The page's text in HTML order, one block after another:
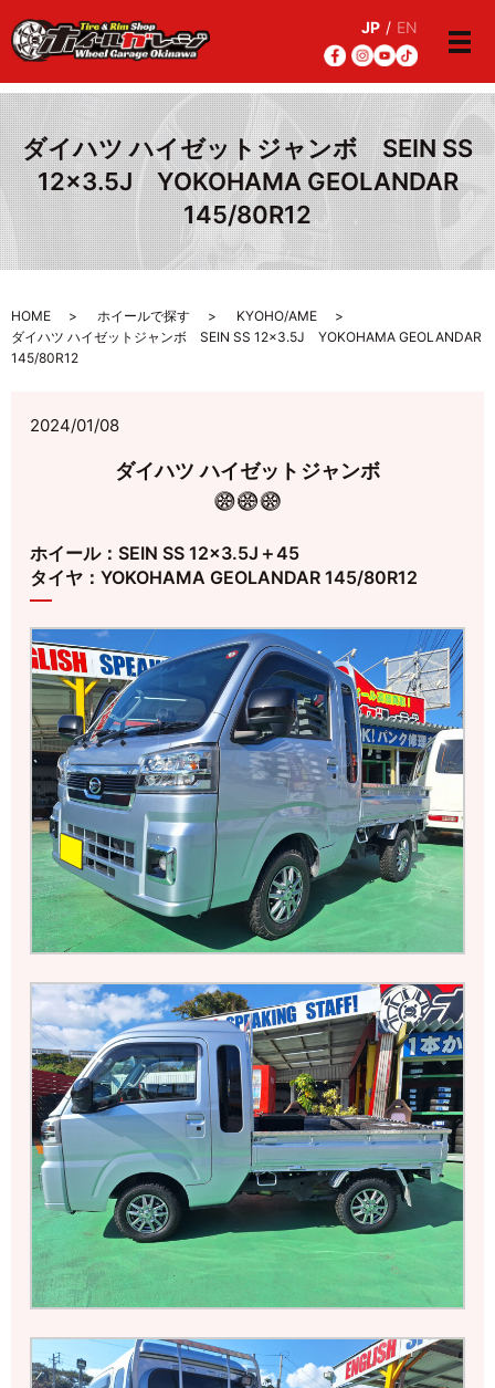
JP / EN
メ
ダイハツ ハイゼットジャンボ SEIN SS
12×3.5J YOKOHAMA GEOLANDAR
145/80R12
HOME ホイールで探す
KYOHO/AME
ダイハツ ハイゼットジャンボ SEIN SS 12×3.5J YOKOHAMA GEOLANDAR
145/80R12
2024/01/08
ダイハツ ハイゼットジャンボ
ホイール：SEIN SS 12×3.5J＋45
タイヤ：YOKOHAMA GEOLANDAR 145/80R12